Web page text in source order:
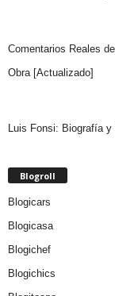
Comentarios Reales
Obra [Actualizado]
Luis Fonsi: Biografía
Blogroll
Blogicars
Blogicasa
Blogichef
Blogichics